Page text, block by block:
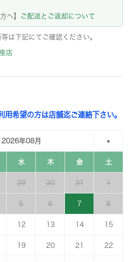
へ】
ご配送とご返却について
は下記にてご確認ください。
店
希望の方は店舗迄ご連絡下さい。
2026年08月 »
水 木 金 土
29 30 31 1
5 6 7 8
12 13 14 15
19 20 21 22